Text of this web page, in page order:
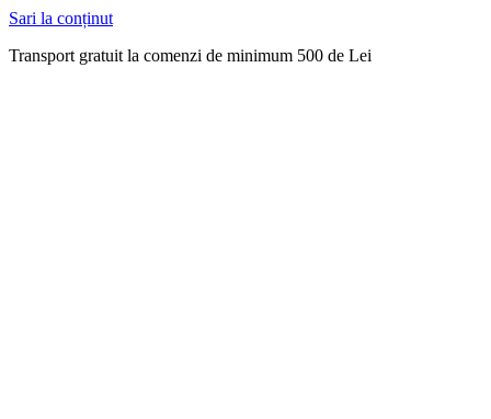
Sari la conținut
Transport gratuit la comenzi de minimum 500 de Lei